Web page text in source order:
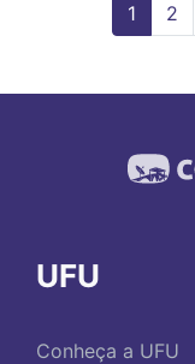
Página
atual
1 2
UFU
Conheça a UFU